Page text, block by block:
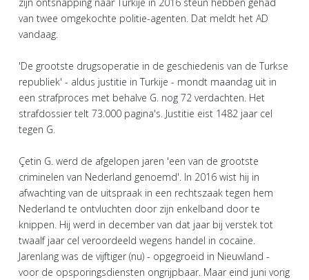
van twee omgekochte politie-agenten. Dat meldt het AD
vandaag.
'De grootste drugsoperatie in de geschiedenis van de Turkse
republiek' - aldus justitie in Turkije - mondt maandag uit in
een strafproces met behalve G. nog 72 verdachten. Het
strafdossier telt 73.000 pagina's. Justitie eist 1482 jaar cel
tegen G.
Çetin G. werd de afgelopen jaren 'een van de grootste
criminelen van Nederland genoemd'. In 2016 wist hij in
afwachting van de uitspraak in een rechtszaak tegen hem
Nederland te ontvluchten door zijn enkelband door te
knippen. Hij werd in december van dat jaar bij verstek tot
twaalf jaar cel veroordeeld wegens handel in cocaïne.
Jarenlang was de vijftiger (nu) - opgegroeid in Nieuwland -
voor de opsporingsdiensten ongrijpbaar. Maar eind juni vorig